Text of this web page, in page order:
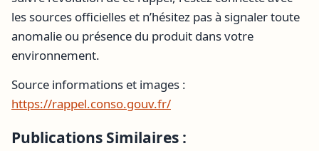
les sources officielles et n’hésitez pas à signaler toute
anomalie ou présence du produit dans votre
environnement.
Source informations et images :
https://rappel.conso.gouv.fr/
Publications Similaires :